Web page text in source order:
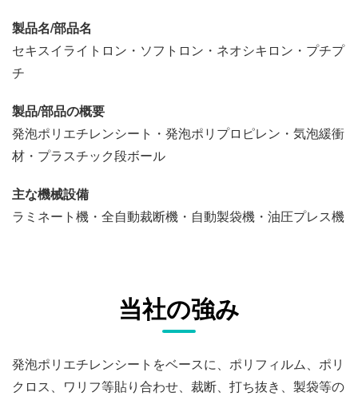
製品名/部品名
セキスイライトロン・ソフトロン・ネオシキロン・プチプ
チ
製品/部品の概要
発泡ポリエチレンシート・発泡ポリプロピレン・気泡緩衝
材・プラスチック段ボール
主な機械設備
ラミネート機・全自動裁断機・自動製袋機・油圧プレス機
当社の強み
発泡ポリエチレンシートをベースに、ポリフィルム、ポリ
クロス、ワリフ等貼り合わせ、裁断、打ち抜き、製袋等の